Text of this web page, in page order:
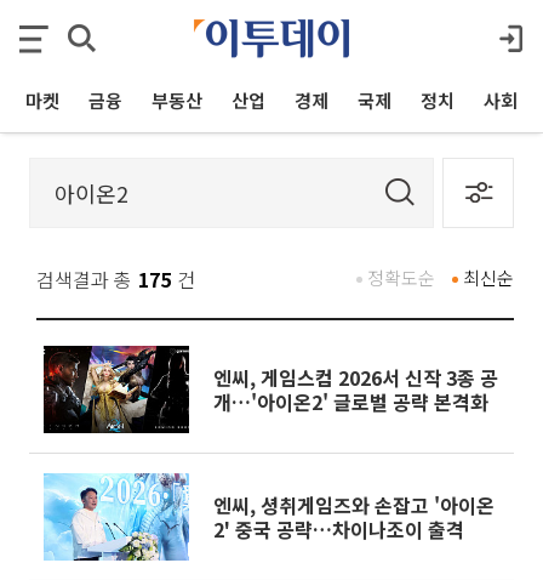
마켓 금융 부동산 산업 경제 국제 정치 사회
검색결과 총 175 건 최신순
정확도순
엔씨, 게임스컴 2026서 신작 3종 공
개…'아이온2' 글로벌 공략 본격화
엔씨, 셩취게임즈와 손잡고 '아이온
2' 중국 공략…차이나조이 출격